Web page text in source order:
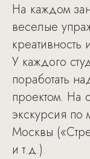
На каждом
веселые
У каждого
поработать
проектом. На
экскурсия по
Москвы
и т.д.).